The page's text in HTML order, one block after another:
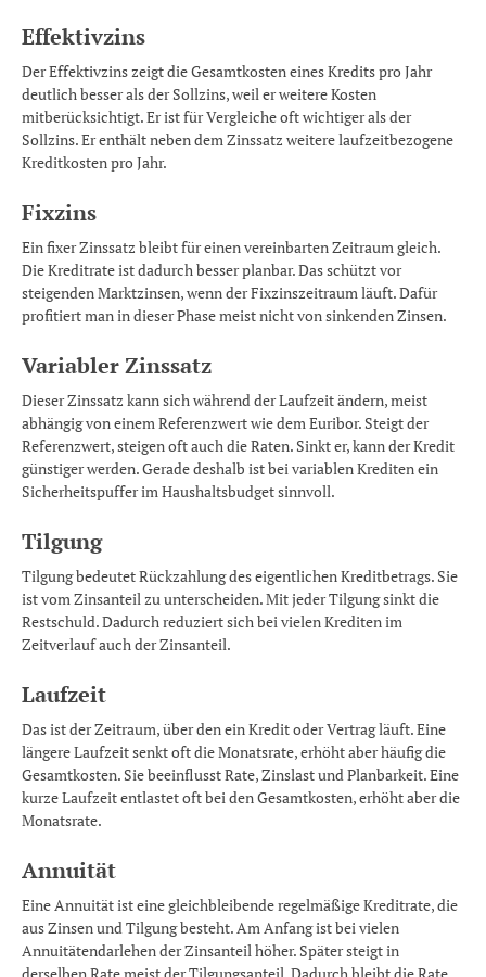
Effektivzins
Der Effektivzins zeigt die Gesamtkosten eines Kredits pro Jahr
deutlich besser als der Sollzins, weil er weitere Kosten
mitberücksichtigt. Er ist für Vergleiche oft wichtiger als der
Sollzins. Er enthält neben dem Zinssatz weitere laufzeitbezogene
Kreditkosten pro Jahr.
Fixzins
Ein fixer Zinssatz bleibt für einen vereinbarten Zeitraum gleich.
Die Kreditrate ist dadurch besser planbar. Das schützt vor
steigenden Marktzinsen, wenn der Fixzinszeitraum läuft. Dafür
profitiert man in dieser Phase meist nicht von sinkenden Zinsen.
Variabler Zinssatz
Dieser Zinssatz kann sich während der Laufzeit ändern, meist
abhängig von einem Referenzwert wie dem Euribor. Steigt der
Referenzwert, steigen oft auch die Raten. Sinkt er, kann der Kredit
günstiger werden. Gerade deshalb ist bei variablen Krediten ein
Sicherheitspuffer im Haushaltsbudget sinnvoll.
Tilgung
Tilgung bedeutet Rückzahlung des eigentlichen Kreditbetrags. Sie
ist vom Zinsanteil zu unterscheiden. Mit jeder Tilgung sinkt die
Restschuld. Dadurch reduziert sich bei vielen Krediten im
Zeitverlauf auch der Zinsanteil.
Laufzeit
Das ist der Zeitraum, über den ein Kredit oder Vertrag läuft. Eine
längere Laufzeit senkt oft die Monatsrate, erhöht aber häufig die
Gesamtkosten. Sie beeinflusst Rate, Zinslast und Planbarkeit. Eine
kurze Laufzeit entlastet oft bei den Gesamtkosten, erhöht aber die
Monatsrate.
Annuität
Eine Annuität ist eine gleichbleibende regelmäßige Kreditrate, die
aus Zinsen und Tilgung besteht. Am Anfang ist bei vielen
Annuitätendarlehen der Zinsanteil höher. Später steigt in